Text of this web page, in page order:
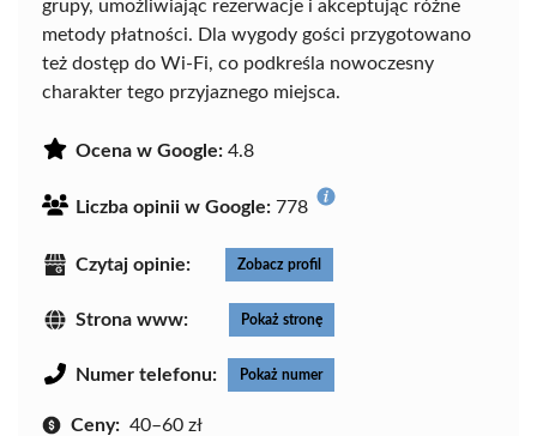
grupy, umożliwiając rezerwacje i akceptując różne
metody płatności. Dla wygody gości przygotowano
też dostęp do Wi-Fi, co podkreśla nowoczesny
charakter tego przyjaznego miejsca.
Ocena w Google: 4.8
Liczba opinii w Google: 778
Czytaj opinie: Zobacz profil
Strona www: Pokaż stronę
Numer telefonu: Pokaż numer
Ceny: 40–60 zł